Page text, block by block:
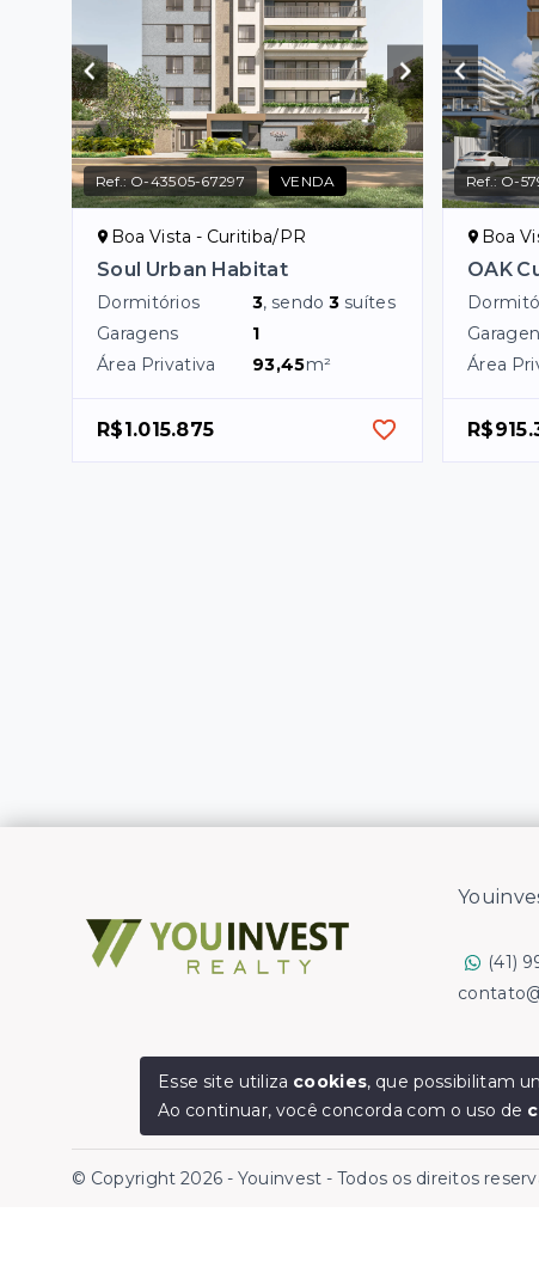
Ref.:O-43505-67297 VENDA
Boa Vista - Curitiba/PR
Soul Urban Habitat
Dormitórios 3, sendo3 suítes
Garagens
1
Área Privativa
93,45m²
R$1.015.875
Ref.:O-
Boa
OAK
Área
(41)
© Copyright 2026 - Youinvest - Todos os direitos
Esse site utiliza cookies, que possibilitam
Ao continuar, você concorda com o uso de